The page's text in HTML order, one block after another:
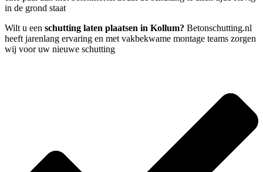
in de grond staat
Wilt u een schutting laten plaatsen in Kollum? Betonschutting.nl
heeft jarenlang ervaring en met vakbekwame montage teams zorgen
wij voor uw nieuwe schutting